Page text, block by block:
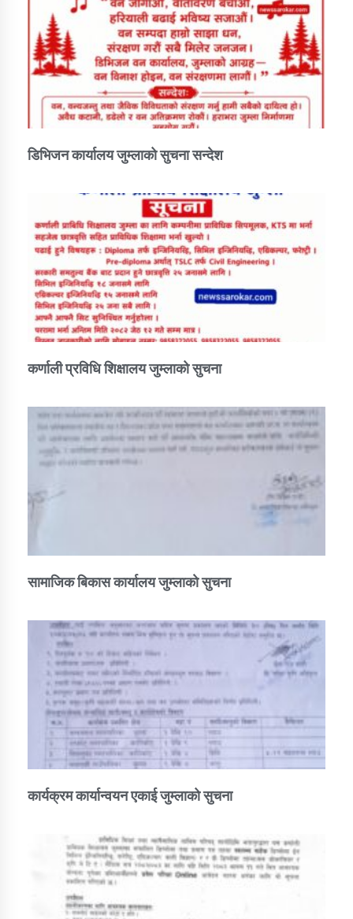
कर्णाली प्राविधि शिक्षालय जुम्लाको सुचना
तातोपानी गाउँपालिकाको न्यायिक समिति सम्बन्धी सन्देश
तातोपानी गाउँपालिका जुम्लाको महिला तथा लैङ्गिक हिंसा
सम्बन्धी सूचना सन्देश
तातोपानी गाउँपालिका जुम्लाको महिनावारी सम्बन्धिकाे
सन्देश
डिभिजन कार्यालय जुम्लाको सुचना सन्देश
कर्णाली प्रविधि शिक्षालय जुम्लाको सुचना
सामाजिक बिकास कार्यालय जुम्लाकाे सुचना
कार्यक्रम कार्यान्वयन एकाई जुम्लाको सुचना